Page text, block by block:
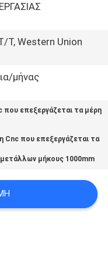
T, Western Union
μήνας
που επεξεργάζεται τα μέρη
Cnc που επεξεργάζεται τα
μήκους 1000mm